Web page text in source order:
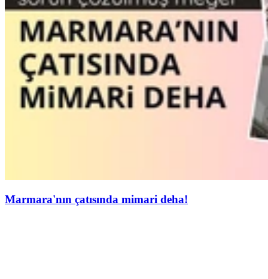
Marmara'nın çatısında mimari deha!